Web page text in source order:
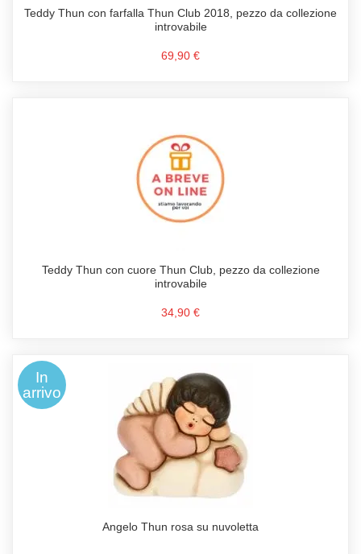
Teddy Thun con farfalla Thun Club 2018, pezzo da collezione
introvabile
69,90 €
Teddy Thun con cuore Thun Club, pezzo da collezione
introvabile
34,90 €
In
arrivo
Angelo Thun rosa su nuvoletta